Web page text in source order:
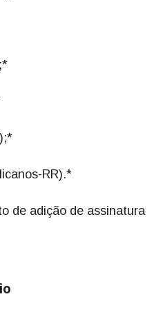
RR).*
de adição de assinatura